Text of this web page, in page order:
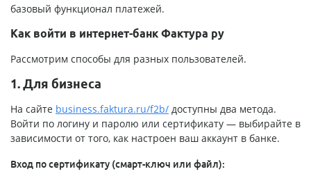
базовый функционал платежей.
Как войти в интернет-банк Фактура ру
Рассмотрим способы для разных пользователей.
1. Для бизнеса
На сайте business.faktura.ru/f2b/ доступны два метода.
Войти по логину и паролю или сертификату — выбирайте в
зависимости от того, как настроен ваш аккаунт в банке.
Вход по сертификату (смарт-ключ или файл):